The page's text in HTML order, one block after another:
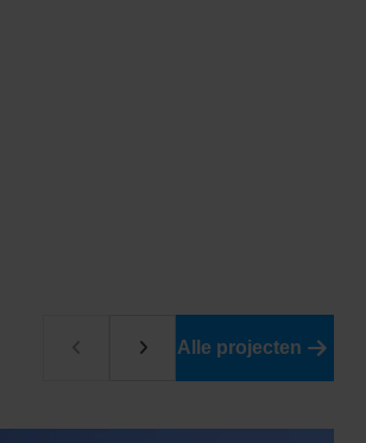
Alle projecten